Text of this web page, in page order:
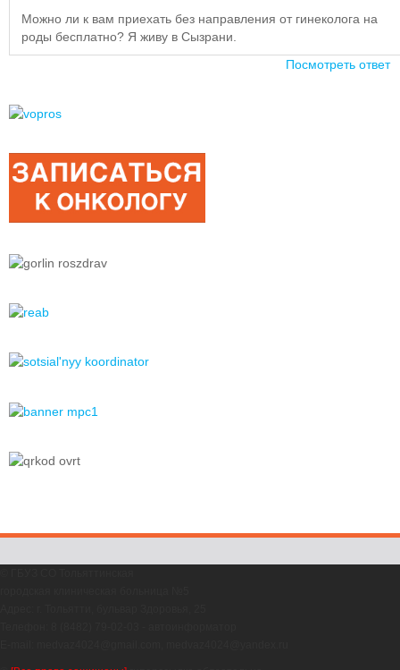
Можно ли к вам приехать без направления от гинеколога на
роды беcплатно? Я живу в Сызрани.
Посмотреть ответ